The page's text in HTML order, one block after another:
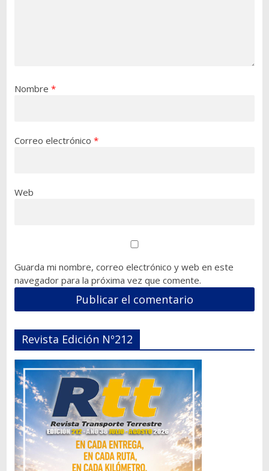
Nombre *
Correo electrónico *
Web
Guarda mi nombre, correo electrónico y web en este
navegador para la próxima vez que comente.
Revista Edición Nº212